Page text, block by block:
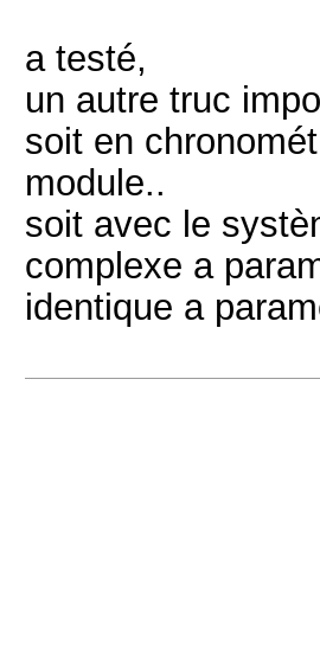
a testé,
un autre truc
soit en
module..
soit avec le
complexe a
identique a